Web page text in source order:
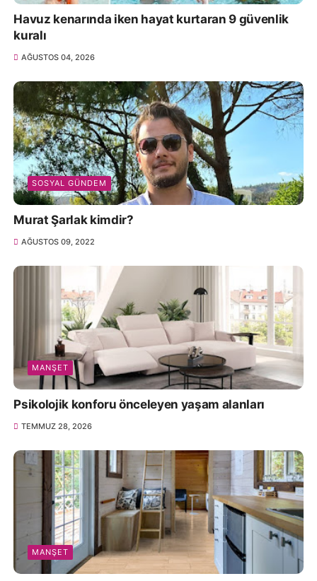
Havuz kenarında iken hayat kurtaran 9 güvenlik
kuralı
AĞUSTOS 04, 2026
SOSYAL GÜNDEM
Murat Şarlak kimdir?
AĞUSTOS 09, 2022
MANŞET
Psikolojik konforu önceleyen yaşam alanları
TEMMUZ 28, 2026
MANŞET